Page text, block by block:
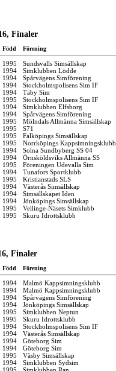
Finaler
Född Förening
1995 Sundsvalls Simsällskap
1994 Simklubben Lödde
1994 Spårvägens Simförening
1994 Stockholmspolisens Sim IF
1994 Täby Sim
1995 Stockholmspolisens Sim IF
1994 Simklubben Elfsborg
1994 Spårvägens Simförening
1995 Mölndals Allmänna Simsällskap
1995 S71
1995 Falköpings Simsällskap
1995 Norrköpings Kappsimningsklubb
1994 Solna Sundbyberg SS 04
1994 Örnsköldsviks Allmänna SS
1995 Föreningen Udevalla Sim
1994 Tunafors Sportklubb
1995 Kristianstads SLS
1994 Västerås Simsällskap
1994 Simsällskapet Iden
1994 Jönköpings Simsällskap
1995 Vellinge-Näsets Simklubb
1995 Skuru Idrottsklubb
Finaler
Född Förening
1994 Malmö Kappsimningsklubb
1994 Malmö Kappsimningsklubb
1994 Spårvägens Simförening
1994 Jönköpings Simsällskap
1995 Simklubben Neptun
1995 Skuru Idrottsklubb
1994 Stockholmspolisens Sim IF
1994 Västerås Simsällskap
1994 Göteborg Sim
1994 Göteborg Sim
1995 Väsby Simsällskap
1994 Simklubben Sydsim